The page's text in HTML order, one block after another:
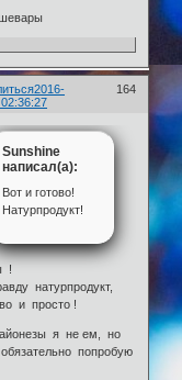
164
2016-
Sunshine
написал(а):
Вот и готово!
Натурпродукт!
!
натурпродукт,
и просто !
я не ем, но
обязательно попробую